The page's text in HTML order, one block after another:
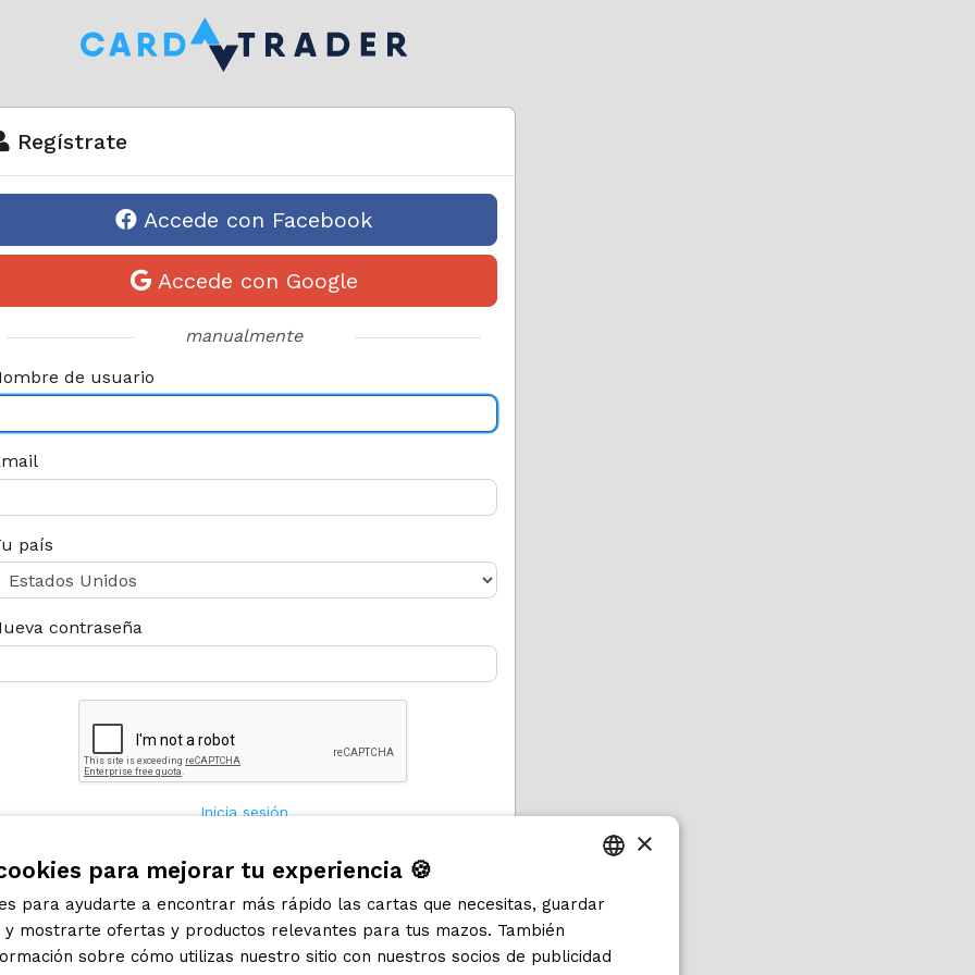
Regístrate
Accede con Facebook
Accede con Google
manualmente
de usuario
país
contraseña
Inicia sesión
Regístrate!
ITALIAN
×
para mejorar tu experiencia 🍪
para ayudarte a encontrar más rápido las cartas que necesitas, guardar
mostrarte ofertas y productos relevantes para tus mazos. También
sobre cómo utilizas nuestro sitio con nuestros socios de publicidad